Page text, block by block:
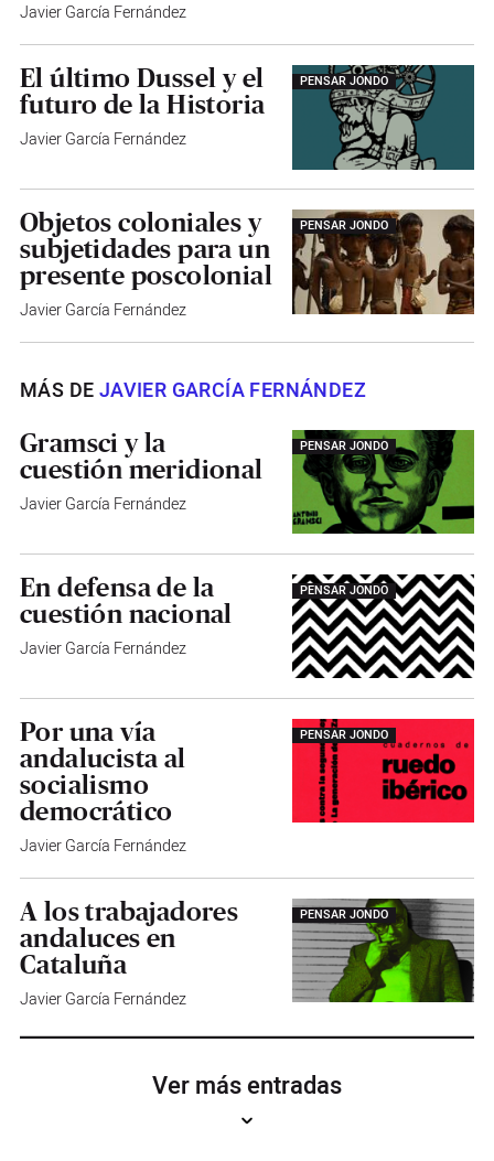
Javier García Fernández
PENSAR JONDO
El último Dussel y el
futuro de la Historia
Javier García Fernández
PENSAR JONDO
Objetos coloniales y
subjetidades para un
presente poscolonial
Javier García Fernández
MÁS DEJAVIER GARCÍA FERNÁNDEZ
PENSAR JONDO
Gramsci y la
cuestión meridional
Javier García Fernández
PENSAR JONDO
En defensa de la
cuestión nacional
Javier García Fernández
PENSAR JONDO
Por una vía
andalucista al
socialismo
democrático
Javier García Fernández
PENSAR JONDO
A los trabajadores
andaluces en
Cataluña
Javier García Fernández
Ver más entradas